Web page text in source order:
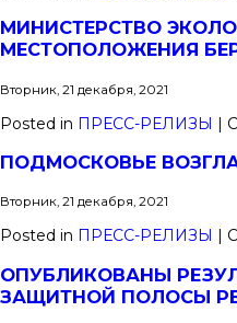
МИНИСТЕРСТВО
МЕСТОПОЛОЖЕНИЯ
Вторник, 21 декабря, 2021
Posted in ПРЕСС-РЕЛИЗЫ |
ПОДМОСКОВЬЕ
Вторник, 21 декабря, 2021
Posted in ПРЕСС-РЕЛИЗЫ
ОПУБЛИКОВАНЫ
ЗАЩИТНОЙ ПОЛОСЫ